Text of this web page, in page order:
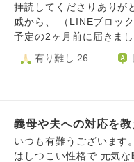
拝読してくださりありが
戚から、 （LINEブロッ
予定の2ヶ月前に届きま
かもしれないですが、、
クしたよ。 言わなくて
さい頃に会ったことはあ
いから、行ってみたい。
ら… とも思いますが… 本
有り難し 26
義母や夫への対応を
いつも有難うございます
はしつこい性格で 元気